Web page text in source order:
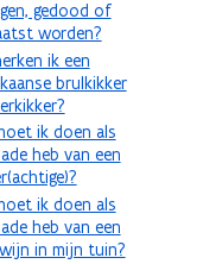
gedood of
worden?
ik een
brulkikker
ik doen als
heb van een
ik doen als
heb van een
in mijn tuin?